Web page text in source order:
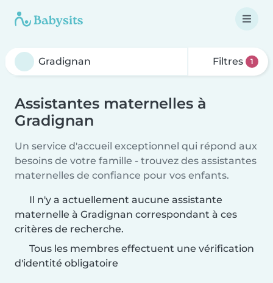
Filtres 1
Assistantes maternelles à
Gradignan
Un service d'accueil exceptionnel qui répond aux
besoins de votre famille - trouvez des assistantes
maternelles de confiance pour vos enfants.
Il n'y a actuellement aucune assistante
maternelle à Gradignan correspondant à ces
critères de recherche.
Tous les membres effectuent une vérification
d'identité obligatoire